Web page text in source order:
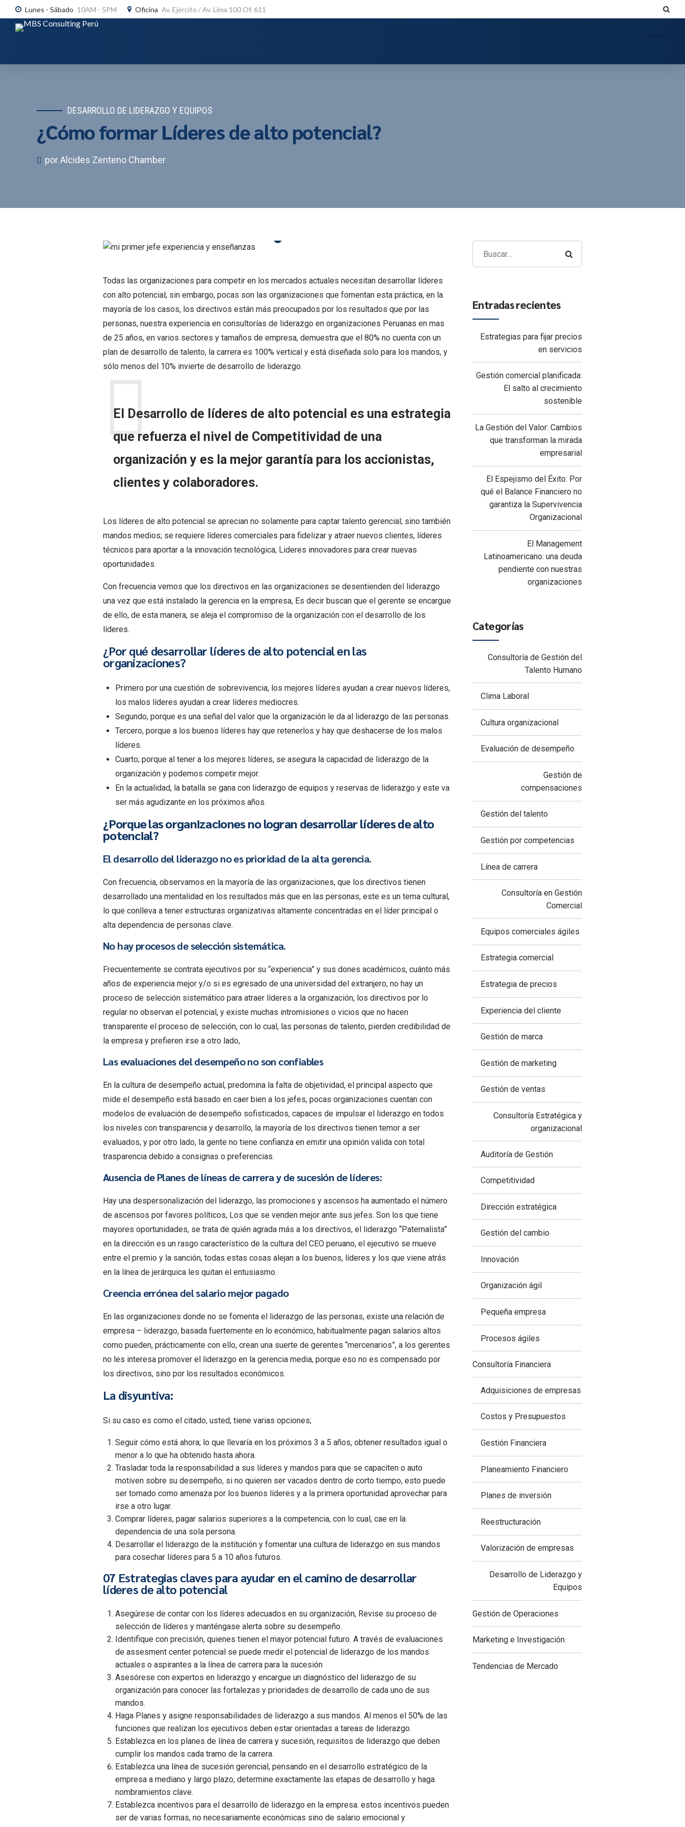
Lunes - Sábado 10AM - 5PM Oficina Av. Ejército / Av. Lima 100 Of. 611
DESARROLLO DE LIDERAZGO Y EQUIPOS
¿Cómo formar Líderes de alto potencial?
por Alcides Zenteno Chamber
Todas las organizaciones para competir en los mercados actuales necesitan desarrollar líderes
con alto potencial; sin embargo, pocas son las organizaciones que fomentan esta práctica, en la
mayoría de los casos, los directivos están más preocupados por los resultados que por las
personas, nuestra experiencia en consultorías de liderazgo en organizaciones Peruanas en mas
de 25 años, en varios sectores y tamaños de empresa, demuestra que el 80% no cuenta con un
plan de desarrollo de talento, la carrera es 100% vertical y está diseñada solo para los mandos, y
sólo menos del 10% invierte de desarrollo de liderazgo.
El Desarrollo de líderes de alto potencial es una estrategia
que refuerza el nivel de Competitividad de una
organizacióny es la mejor garantía para los accionistas,
clientes y colaboradores.
Los líderes de alto potencial se aprecian no solamente para captar talento gerencial; sino también
mandos medios; se requiere líderes comerciales para fidelizar y atraer nuevos clientes, líderes
técnicos para aportar a la innovación tecnológica, Lideres innovadores para crear nuevas
oportunidades.
Con frecuencia vemos que los directivos en las organizaciones se desentienden del liderazgo
una vez que está instalado la gerencia en la empresa, Es decir buscan que el gerente se encargue
de ello, de esta manera, se aleja el compromiso de la organización con el desarrollo de los
líderes.
¿Por qué desarrollar líderes de alto potencial en las
organizaciones?
Primero por una cuestión de sobrevivencia, los mejores líderes ayudan a crear nuevos líderes,
los malos líderes ayudan a crear líderes mediocres.
Segundo, porque es una señal del valor que la organización le da al liderazgo de las personas.
Tercero, porque a los buenos líderes hay que retenerlos y hay que deshacerse de los malos
líderes.
Cuarto; porque al tener a los mejores líderes, se asegura la capacidad de liderazgo de la
organización y podemos competir mejor.
En la actualidad, la batalla se gana con liderazgo de equipos y reservas de liderazgo y este va
ser más agudizante en los próximos años.
¿Porque las organizaciones no logran desarrollar líderes de alto
potencial?
El desarrollo del liderazgo no es prioridad de la alta gerencia.
Con frecuencia, observamos en la mayoría de las organizaciones, que los directivos tienen
desarrollado una mentalidad en los resultados más que en las personas, este es un tema cultural,
lo que conlleva a tener estructuras organizativas altamente concentradas en el líder principal o
alta dependencia de personas clave.
No hay procesos de selección sistemática.
Frecuentemente se contrata ejecutivos por su “experiencia” y sus dones académicos, cuánto más
años de experiencia mejor y/o si es egresado de una universidad del extranjero; no hay un
proceso de selección sistemático para atraer líderes a la organización, los directivos por lo
regular no observan el potencial, y existe muchas intromisiones o vicios que no hacen
transparente el proceso de selección, con lo cual, las personas de talento, pierden credibilidad de
la empresa y prefieren irse a otro lado,
Las evaluaciones del desempeño no son confiables
En la cultura de desempeño actual, predomina la falta de objetividad, el principal aspecto que
mide el desempeño está basado en caer bien a los jefes, pocas organizaciones cuentan con
modelos de evaluación de desempeño sofisticados, capaces de impulsar el liderazgo en todos
los niveles con transparencia y desarrollo, la mayoría de los directivos tienen temor a ser
evaluados, y por otro lado, la gente no tiene confianza en emitir una opinión valida con total
trasparencia debido a consignas o preferencias.
Ausencia de Planes de líneas de carrera y de sucesión de líderes:
Hay una despersonalización del liderazgo, las promociones y ascensos ha aumentado el número
de ascensos por favores políticos, Los que se venden mejor ante sus jefes. Son los que tiene
mayores oportunidades, se trata de quién agrada más a los directivos, el liderazgo “Paternalista”
en la dirección es un rasgo característico de la cultura del CEO peruano, el ejecutivo se mueve
entre el premio y la sanción, todas estas cosas alejan a los buenos, líderes y los que viene atrás
en la línea de jerárquica les quitan el entusiasmo.
Creencia errónea del salario mejor pagado
En las organizaciones donde no se fomenta el liderazgo de las personas, existe una relación de
empresa – liderazgo, basada fuertemente en lo económico, habitualmente pagan salarios altos
como pueden, prácticamente con ello, crean una suerte de gerentes “mercenarios”, a los gerentes
no les interesa promover el liderazgo en la gerencia media, porque eso no es compensado por
los directivos, sino por los resultados económicos.
La disyuntiva:
Si su caso es como el citado, usted, tiene varias opciones;
Seguir cómo está ahora; lo que llevaría en los próximos 3 a 5 años, obtener resultados igual o
menor a lo que ha obtenido hasta ahora.
Trasladar toda la responsabilidad a sus líderes y mandos para que se capaciten o auto
motiven sobre su desempeño, si no quieren ser vacados dentro de corto tiempo, esto puede
ser tomado como amenaza por los buenos líderes y a la primera oportunidad aprovechar para
irse a otro lugar.
Comprar líderes, pagar salarios superiores a la competencia, con lo cual, cae en la
dependencia de una sola persona.
Desarrollar el liderazgo de la institución y fomentar una cultura de liderazgo en sus mandos
para cosechar líderes para 5 a 10 años futuros.
07 Estrategias claves para ayudar en el camino de desarrollar
líderes de alto potencial
Asegúrese de contar con los líderes adecuados en su organización, Revise su proceso de
selección de líderes y manténgase alerta sobre su desempeño.
Identifique con precisión, quienes tienen el mayor potencial futuro. A través de evaluaciones
de assesment center potencial se puede medir el potencial de liderazgo de los mandos
actuales o aspirantes a la línea de carrera para la sucesión
Asesórese con expertos en liderazgo y encargue un diagnóstico del liderazgo de su
organización para conocer las fortalezas y prioridades de desarrollo de cada uno de sus
mandos.
Haga Planes y asigne responsabilidades de liderazgo a sus mandos. Al menos el 50% de las
funciones que realizan los ejecutivos deben estar orientadas a tareas de liderazgo.
Establezca en los planes de línea de carrera y sucesión, requisitos de liderazgo que deben
cumplir los mandos cada tramo de la carrera.
Establezca una línea de sucesión gerencial, pensando en el desarrollo estratégico de la
empresa a mediano y largo plazo, determine exactamente las etapas de desarrollo y haga
nombramientos clave.
Establezca incentivos para el desarrollo de liderazgo en la empresa. estos incentivos pueden
ser de varias formas, no necesariamente económicas sino de salario emocional y
Entradas recientes
Estrategias para fijar precios
en servicios
Gestión comercial planificada:
El salto al crecimiento
sostenible
La Gestión del Valor: Cambios
que transforman la mirada
empresarial
El Espejismo del Éxito: Por
qué el Balance Financiero no
garantiza la Supervivencia
Organizacional
El Management
Latinoamericano: una deuda
pendiente con nuestras
organizaciones
Categorías
Consultoría de Gestión del
Talento Humano
Clima Laboral
Cultura organizacional
Evaluación de desempeño
Gestión de
compensaciones
Gestión del talento
Gestión por competencias
Línea de carrera
Consultoría en Gestión
Comercial
Equipos comerciales ágiles
Estrategia comercial
Estrategia de precios
Experiencia del cliente
Gestión de marca
Gestión de marketing
Gestión de ventas
Consultoría Estratégica y
organizacional
Auditoría de Gestión
Competitividad
Dirección estratégica
Gestión del cambio
Innovación
Organización ágil
Pequeña empresa
Procesos ágiles
Consultoría Financiera
Adquisiciones de empresas
Costos y Presupuestos
Gestión Financiera
Planeamiento Financiero
Planes de inversión
Reestructuración
Valorización de empresas
Desarrollo de Liderazgo y
Equipos
Gestión de Operaciones
Marketing e Investigación
Tendencias de Mercado